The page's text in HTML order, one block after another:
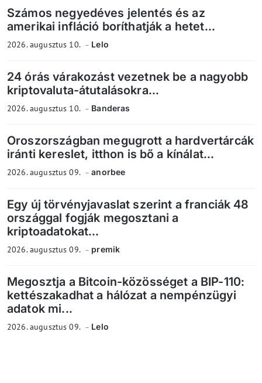
Számos negyedéves jelentés és az
amerikai infláció boríthatják a hetet...
2026. augusztus 10. Lelo
24 órás várakozást vezetnek be a nagyobb
kriptovaluta-átutalásokra...
2026. augusztus 10. Banderas
Oroszországban megugrott a hardvertárcák
iránti kereslet, itthon is bő a kínálat...
2026. augusztus 09. anorbee
Egy új törvényjavaslat szerint a franciák 48
országgal fogják megosztani a
kriptoadatokat...
2026. augusztus 09. premik
Megosztja a Bitcoin-közösséget a BIP-110:
kettészakadhat a hálózat a nempénzügyi
adatok mi...
2026. augusztus 09. Lelo